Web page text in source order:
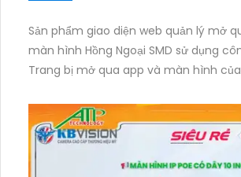
Sản phẩm giao diện web quản lý mở
màn hình Hồng Ngoại SMD sử dụng
Trang bị mở qua app và màn hình
bật của sản phẩm này là tích hợp
phép người dùng quản lý cửa hàng
khiển từ xa qua ứng dụng điện thoại.
chuông cửa có chất lượng hình ảnh